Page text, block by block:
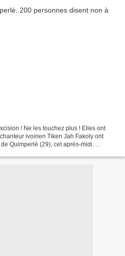
! Ne les touchez plus ! Elles ont
ivoirien Tiken Jah Fakoly ont
Quimperlé (29), cet après-midi.